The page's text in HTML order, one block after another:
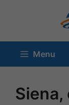
contenuto
Menu
Siena,